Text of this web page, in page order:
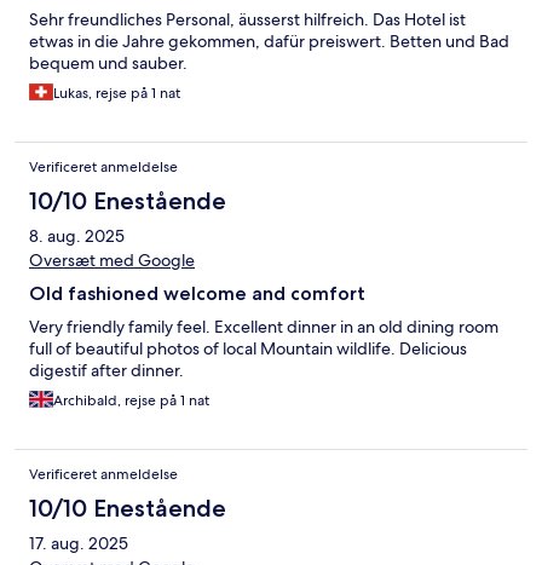
Sehr freundliches Personal, äusserst hilfreich. Das Hotel ist
etwas in die Jahre gekommen, dafür preiswert. Betten und Bad
bequem und sauber.
Lukas, rejse på 1 nat
Verificeret anmeldelse
10/10 Enestående
8. aug. 2025
Oversæt med Google
Old fashioned welcome and comfort
Very friendly family feel. Excellent dinner in an old dining room
full of beautiful photos of local Mountain wildlife. Delicious
digestif after dinner.
Archibald, rejse på 1 nat
Verificeret anmeldelse
10/10 Enestående
17. aug. 2025